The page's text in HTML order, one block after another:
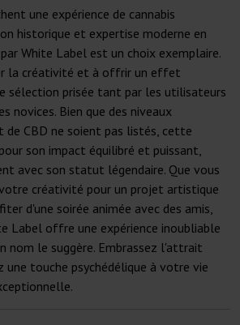
une expérience de cannabis
historique et expertise moderne en
White Label est un choix exemplaire.
la créativité et à offrir un effet
sélection prisée tant par les utilisateurs
novices. Bien que des niveaux
de CBD ne soient pas listés, cette
son impact équilibré et puissant,
avec son statut légendaire. Que vous
créativité pour un projet artistique
d'une soirée animée avec des amis,
Label offre une expérience inoubliable
nom le suggère. Embrassez l'attrait
une touche psychédélique à votre vie